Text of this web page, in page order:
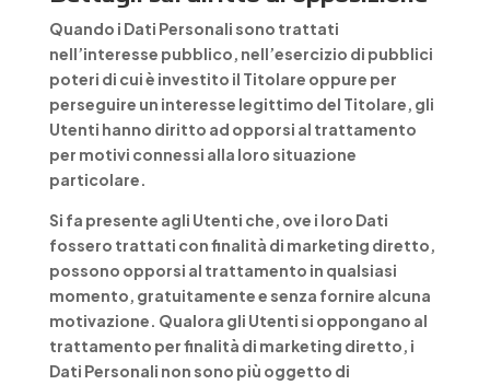
Quando i Dati Personali sono trattati
nell’interesse pubblico, nell’esercizio di pubblici
poteri di cui è investito il Titolare oppure per
perseguire un interesse legittimo del Titolare, gli
Utenti hanno diritto ad opporsi al trattamento
per motivi connessi alla loro situazione
particolare.
Si fa presente agli Utenti che, ove i loro Dati
fossero trattati con finalità di marketing diretto,
possono opporsi al trattamento in qualsiasi
momento, gratuitamente e senza fornire alcuna
motivazione. Qualora gli Utenti si oppongano al
trattamento per finalità di marketing diretto, i
Dati Personali non sono più oggetto di